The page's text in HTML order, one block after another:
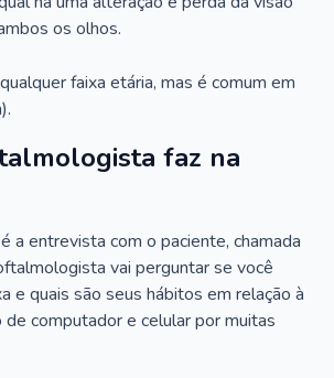
os olhos.
faixa etária, mas é comum em
faz na
a entrevista com o paciente, chamada
vai perguntar se você
e quais são seus hábitos em relação à
de computador e celular por muitas